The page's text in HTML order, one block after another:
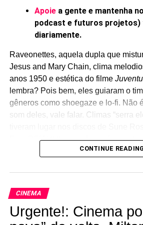
Se você ficou curioso, sinto te
não tem muita coisa também. Tem
ele conversando com a plateia em
Apoie a gente e mantenha
podcast e futuros projetos)
diariamente.
Raveonettes, aquela dupla que
Jesus and Mary Chain, clima
anos 1950 e estética do filme
lembra? Pois bem, eles guiaram o
gêneros como shoegaze e lo-fi. Não
som deles, vale falar. Climas “serra
PE’AHI II, novo disco, é a
disco de 2014 que já promovia suas
inéditas da banda, 2017 – surfava
Só que o Raveonettes de 2025 chega
experimental, mesmo quando abre o
balada nostálgica e melancólica,
CONTINUE READING
CINEMA
Urgente!: Cinema